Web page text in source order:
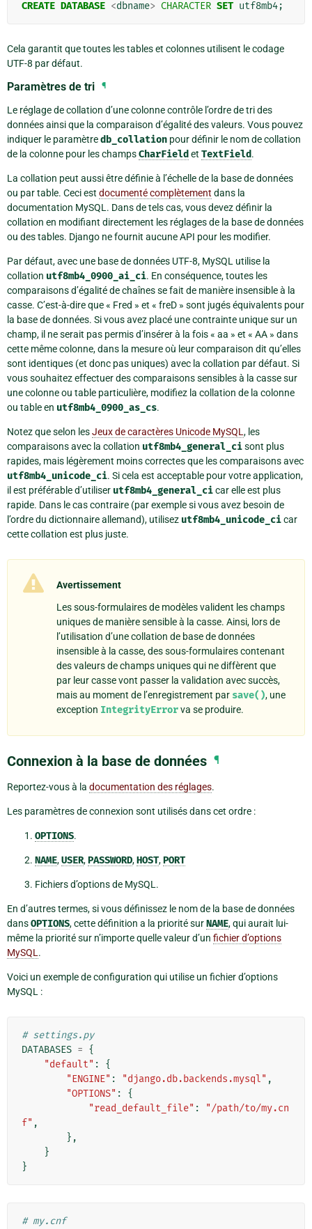
CREATE DATABASE <dbname> CHARACTER SET utf8mb4;
Cela garantit que toutes les tables et colonnes utilisent le codage
UTF-8 par défaut.
Paramètres de tri ¶
Le réglage de collation d’une colonne contrôle l’ordre de tri des
données ainsi que la comparaison d’égalité des valeurs. Vous pouvez
indiquer le paramètredb_collation pour définir le nom de collation
de la colonne pour les champsCharField et TextField.
La collation peut aussi être définie à l’échelle de la base de données
ou par table. Ceci est documenté complètement dans la
documentation MySQL. Dans de tels cas, vous devez définir la
collation en modifiant directement les réglages de la base de données
ou des tables. Django ne fournit aucune API pour les modifier.
Par défaut, avec une base de données UTF-8, MySQL utilise la
collation utf8mb4_0900_ai_ci. En conséquence, toutes les
comparaisons d’égalité de chaînes se fait de manière insensible à la
casse. C’est-à-dire que « Fred » et « freD » sont jugés équivalents pour
la base de données. Si vous avez placé une contrainte unique sur un
champ, il ne serait pas permis d’insérer à la fois « aa » et « AA » dans
cette même colonne, dans la mesure où leur comparaison dit qu’elles
sont identiques (et donc pas uniques) avec la collation par défaut. Si
vous souhaitez effectuer des comparaisons sensibles à la casse sur
une colonne ou table particulière, modifiez la collation de la colonne
ou table en utf8mb4_0900_as_cs.
Notez que selon lesJeux de caractères Unicode MySQL , les
comparaisons avec la collation utf8mb4_general_cisont plus
rapides, mais légèrement moins correctes que les comparaisons avec
utf8mb4_unicode_ci. Si cela est acceptable pour votre application,
il est préférable d’utiliser utf8mb4_general_cicar elle est plus
rapide. Dans le cas contraire (par exemple si vous avez besoin de
l’ordre du dictionnaire allemand), utilisez utf8mb4_unicode_cicar
cette collation est plus juste.
Avertissement
Les sous-formulaires de modèles valident les champs
uniques de manière sensible à la casse. Ainsi, lors de
l’utilisation d’une collation de base de données
insensible à la casse, des sous-formulaires contenant
des valeurs de champs uniques qui ne diffèrent que
par leur casse vont passer la validation avec succès,
mais au moment de l’enregistrement par save(), une
exception IntegrityErrorva se produire.
Connexion à la base de données ¶
Reportez-vous à la documentation des réglages.
Les paramètres de connexion sont utilisés dans cet ordre :
OPTIONS.
NAME,USER,PASSWORD,HOST,PORT
Fichiers d’options de MySQL.
En d’autres termes, si vous définissez le nom de la base de données
dansOPTIONS, cette définition a la priorité surNAME, qui aurait lui-
même la priorité sur n’importe quelle valeur d’un fichier d’options
MySQL .
Voici un exemple de configuration qui utilise un fichier d’options
MySQL :
# settings.py
DATABASES = {
"default" :
{
"ENGINE" : "django.db.backends.mysql" ,
"OPTIONS" :
{
"read_default_file" :
"/path/to/my.cn
f" ,
},
}
}
# my.cnf